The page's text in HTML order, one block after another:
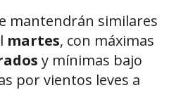
mantendrán similares
martes, con máximas
y mínimas bajo
por vientos leves a